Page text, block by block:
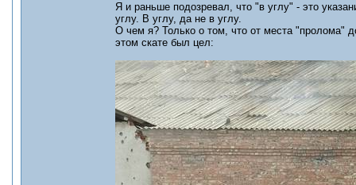
Я и раньше подозревал, что "в углу" - это
углу. В углу, да не в углу.
О чем я? Только о том, что от места "пролома"
этом скате был цел: